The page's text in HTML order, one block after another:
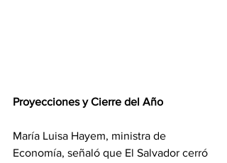
Proyecciones y Cierre del Año
María Luisa Hayem, ministra de
Economía, señaló que El Salvador cerró